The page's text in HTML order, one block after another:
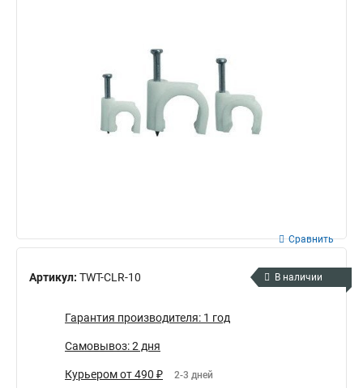
Артикул: TWT-CLR-10
Сравнить
В наличии
Гарантия производителя: 1 год
Самовывоз: 2 дня
Курьером от 490 ₽ 2-3 дней